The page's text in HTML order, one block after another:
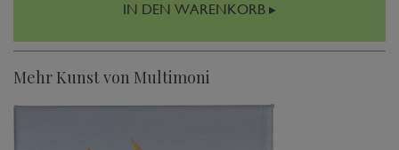
IN DEN WARENKORB ▸
Mehr Kunst von Multimoni